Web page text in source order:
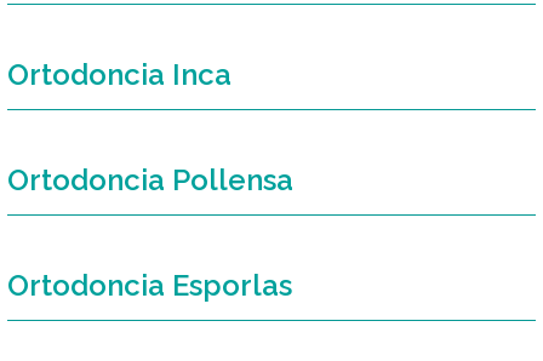
Ortodoncia Inca
Ortodoncia Pollensa
Ortodoncia Esporlas